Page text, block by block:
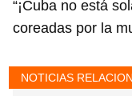
“¡Cuba no está
coreadas por la
NOTICIAS